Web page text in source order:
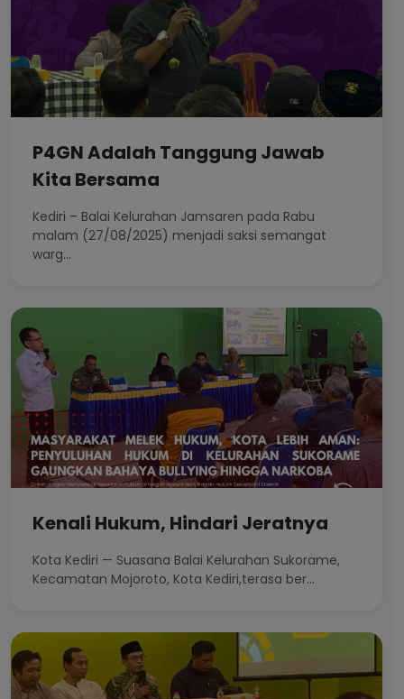
P4GN Adalah Tanggung Jawab
Kita Bersama
Kediri – Balai Kelurahan Jamsaren pada Rabu
malam (27/08/2025) menjadi saksi semangat
warg...
Kenali Hukum, Hindari Jeratnya
Kota Kediri — Suasana Balai Kelurahan Sukorame,
Kecamatan Mojoroto, Kota Kediri,terasa ber...